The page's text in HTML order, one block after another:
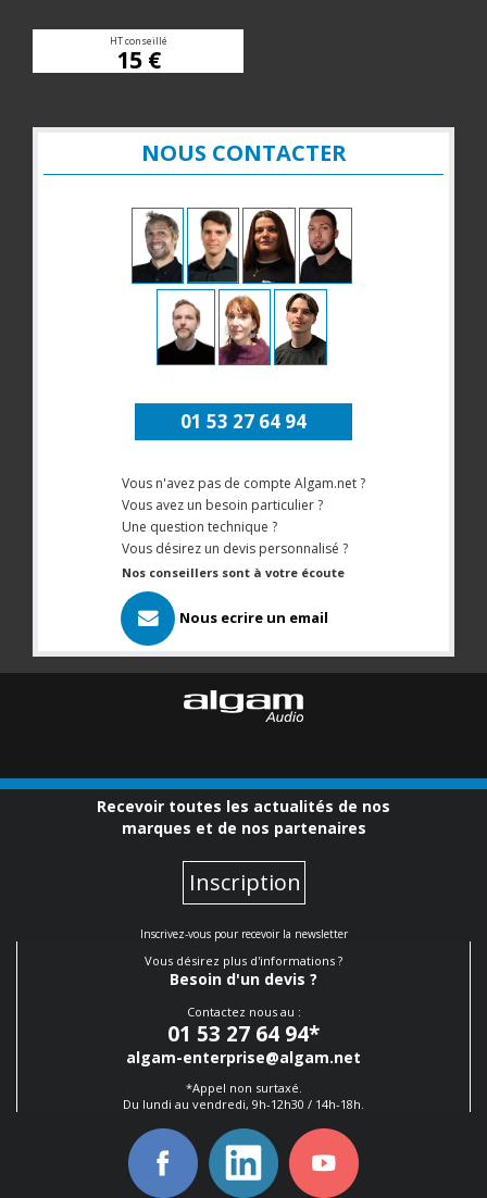
HT conseillé
15 €
NOUS CONTACTER
01 53 27 64 94
Vous n'avez pas de compte Algam.net ?
Vous avez un besoin particulier ?
Une question technique ?
Vous désirez un devis personnalisé ?
Nos conseillers sont à votre écoute
Nous ecrire un email
Recevoir toutes les actualités de nos
marques et de nos partenaires
Inscription
Inscrivez-vous pour recevoir la newsletter
Vous désirez plus d'informations ?
Besoin d'un devis ?
Contactez nous au :
01 53 27 64 94*
algam-enterprise@algam.net
*Appel non surtaxé.
Du lundi au vendredi, 9h-12h30 / 14h-18h.